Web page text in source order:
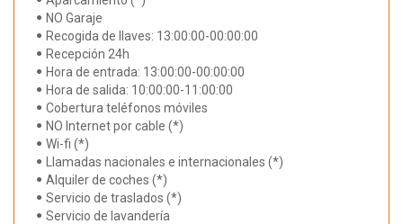
NO Garaje
Recogida de llaves: 13:00:00-00:00:00
Recepción 24h
Hora de entrada: 13:00:00-00:00:00
Hora de salida: 10:00:00-11:00:00
Cobertura teléfonos móviles
NO Internet por cable (*)
Wi-fi (*)
Llamadas nacionales e internacionales (*)
Alquiler de coches (*)
Servicio de traslados (*)
Servicio de lavandería